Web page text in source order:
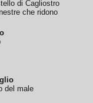
di Cagliostro
che ridono
del male